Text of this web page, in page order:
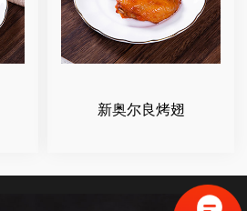
新奥尔良烤翅